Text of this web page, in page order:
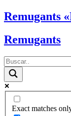
Ir
al
Remugants
Remugants
Exact matches